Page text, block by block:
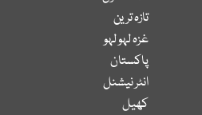
تازہ ترین
غزہ لہو لہو
پاکستان
انٹر نیشنل
کھیل